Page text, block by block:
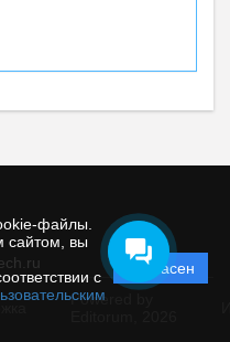
файлы.
сайтом, вы
с
Согласен
Powered by